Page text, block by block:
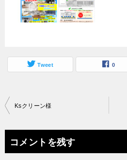
Tweet 0
投
ビ
Ksクリーン様
コメントを残す